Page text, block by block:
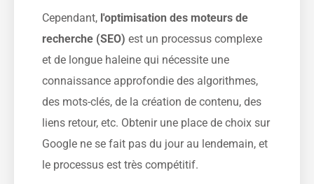
Cependant, l'optimisation des moteurs de
recherche (SEO) est un processus complexe
et de longue haleine qui nécessite une
connaissance approfondie des algorithmes,
des mots-clés, de la création de contenu, des
liens retour, etc. Obtenir une place de choix sur
Google ne se fait pas du jour au lendemain, et
le processus est très compétitif.